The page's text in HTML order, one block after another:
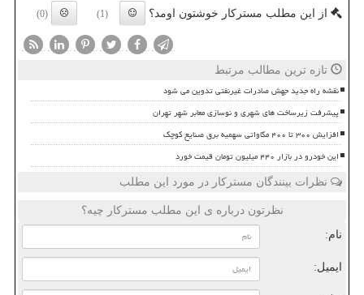
از این مطلب مسترکار خوشتون اومد؟ (1)
(0)
تازه ترین مطالب مرتبط
نقشه راه جدید جهش صادرات غیرنفتی تدوین می شود
پیشرفت زیرساخت های شهری و نوسازی معابر شهر تهران
افزایش ۳۰۰ تا ۴۰۰ مگاواتی سهمیه برق صنایع کوچک
این خودرو در بازار ۴۴۰ میلیون تومان قیمت خورد
نظرات بینندگان مسترکار در مورد این مطلب
نظرتون درباره ی این مطلب مسترکار چیه؟
نام:
ایمیل: